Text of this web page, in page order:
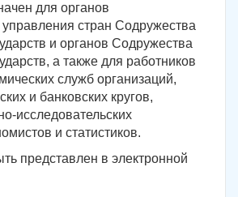
для органов
управления стран Содружества
и органов Содружества
а также для работников
служб организаций,
и банковских кругов,
исследовательских
и статистиков.
представлен в электронной